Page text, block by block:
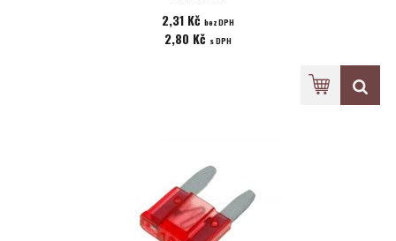
2,31 Kč bez DPH
2,80 Kč s DPH